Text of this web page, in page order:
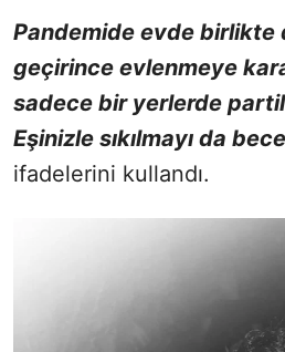
Pandemide evde birlikte
geçirince evlenmeye
sadece bir yerlerde
Eşinizle sıkılmayı da
ifadelerini kullandı.